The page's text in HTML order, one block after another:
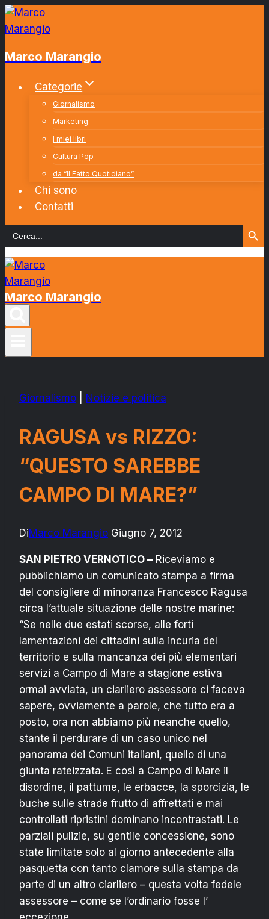
Salta
al
Marco Marangio
Categorie
Giornalismo
Marketing
I miei libri
Cultura Pop
da “Il Fatto Quotidiano”
Chi sono
Contatti
for:
Search Button
Marco Marangio
Giornalismo Notizie e politica
RAGUSA vs RIZZO:
“QUESTO SAREBBE
CAMPO DI MARE?”
DiMarco Marangio Giugno 7, 2012
SAN PIETRO VERNOTICO – Riceviamo e
pubblichiamo un comunicato stampa a firma
del consigliere di minoranza Francesco Ragusa
circa l’attuale situazione delle nostre marine:
“Se nelle due estati scorse, alle forti
lamentazioni dei cittadini sulla incuria del
territorio e sulla mancanza dei più elementari
servizi a Campo di Mare a stagione estiva
ormai avviata, un ciarliero assessore ci faceva
sapere, ovviamente a parole, che tutto era a
posto, ora non abbiamo più neanche quello,
stante il perdurare di un caso unico nel
panorama dei Comuni italiani, quello di una
giunta rateizzata. E così a Campo di Mare il
disordine, il pattume, le erbacce, la sporcizia, le
buche sulle strade frutto di affrettati e mai
controllati ripristini dominano incontrastati. Le
parziali pulizie, su gentile concessione, sono
state limitate solo al giorno antecedente alla
pasquetta con tanto clamore sulla stampa da
parte di un altro ciarliero – questa volta fedele
assessore – come se l’ordinario fosse l’